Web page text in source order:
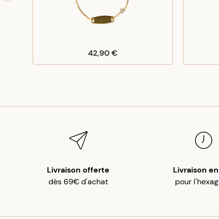
42,90 €
Livraison offerte
dès 69€ d'achat
Livraison
pour